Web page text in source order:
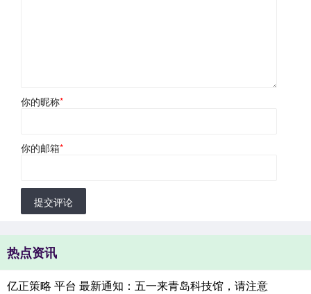
你的昵称*
你的邮箱*
提交评论
热点资讯
亿正策略 平台 最新通知：五一来青岛科技馆，请注意